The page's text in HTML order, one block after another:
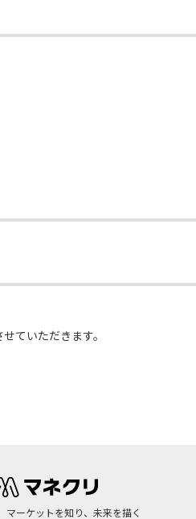
ていただきます。
マーケットを知り、未来を描く